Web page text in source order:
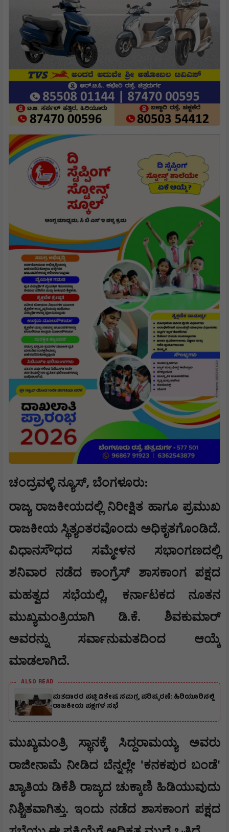
ಚಂದ್ರವಳ್ಳಿ ನ್ಯೂಸ್, ಬೆಂಗಳೂರು:
ರಾಜ್ಯ ರಾಜಕೀಯದಲ್ಲಿ ನಿರೀಕ್ಷಿತ ಹಾಗೂ ಪ್ರಮುಖ
ರಾಜಕೀಯ ಸ್ಥಿತ್ಯಂತರವೊಂದು ಅಧಿಕೃತಗೊಂಡಿದೆ.
ವಿಧಾನಸೌಧದ ಸಮ್ಮೇಳನ ಸಭಾಂಗಣದಲ್ಲಿ
ಶನಿವಾರ ನಡೆದ ಕಾಂಗ್ರೆಸ್ ಶಾಸಕಾಂಗ ಪಕ್ಷದ
ಮಹತ್ವದ ಸಭೆಯಲ್ಲಿ, ಕರ್ನಾಟಕದ ನೂತನ
ಮುಖ್ಯಮಂತ್ರಿಯಾಗಿ ಡಿ.ಕೆ. ಶಿವಕುಮಾರ್
ಅವರನ್ನು ಸರ್ವಾನುಮತದಿಂದ ಆಯ್ಕೆ
ಮಾಡಲಾಗಿದೆ.
ALSO READ
ಮತದಾರರ ಪಟ್ಟಿ ವಿಶೇಷ ಸಮಗ್ರ ಪರಿಷ್ಕರಣೆ: ಹಿರಿಯೂರಿನಲ್ಲಿ
ರಾಜಕೀಯ ಪಕ್ಷಗಳ ಸಭೆ
ಮುಖ್ಯಮಂತ್ರಿ ಸ್ಥಾನಕ್ಕೆ ಸಿದ್ದರಾಮಯ್ಯ ಅವರು
ರಾಜೀನಾಮೆ ನೀಡಿದ ಬೆನ್ನಲ್ಲೇ 'ಕನಕಪುರ ಬಂಡೆ'
ಖ್ಯಾತಿಯ ಡಿಕೆಶಿ ರಾಜ್ಯದ ಚುಕ್ಕಾಣಿ ಹಿಡಿಯುವುದು
ನಿಶ್ಚಿತವಾಗಿತ್ತು. ಇಂದು ನಡೆದ ಶಾಸಕಾಂಗ ಪಕ್ಷದ